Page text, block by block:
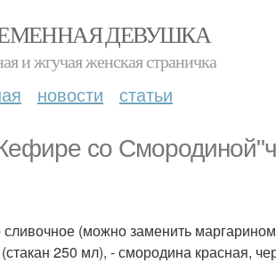
ДЕВУШКА
и жгучая женская страничка
новости статьи
со
(можно заменить
250 мл), - смородина красная,